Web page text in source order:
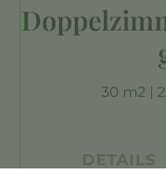
30 m2 |
DETAILS